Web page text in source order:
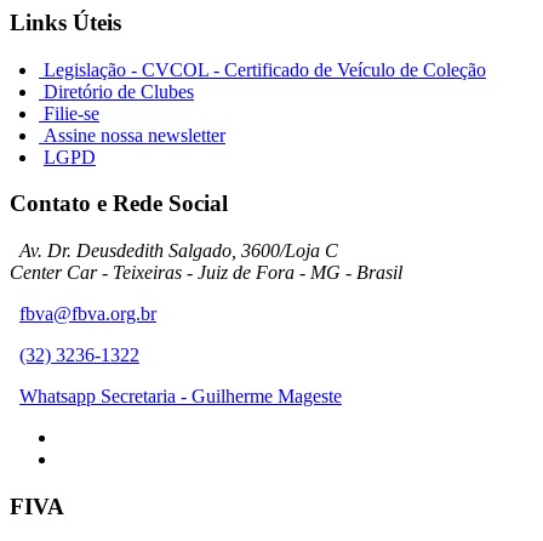
Links Úteis
Legislação - CVCOL - Certificado de Veículo de Coleção
Diretório de Clubes
Filie-se
Assine nossa newsletter
LGPD
Contato e Rede Social
Av. Dr. Deusdedith Salgado, 3600/Loja C
Center Car - Teixeiras - Juiz de Fora - MG - Brasil
fbva@fbva.org.br
(32) 3236-1322
Whatsapp Secretaria - Guilherme Mageste
FIVA